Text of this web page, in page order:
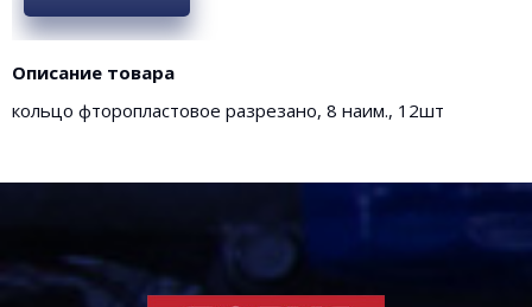
Описание товара
кольцо фторопластовое разрезано, 8 наим., 12шт